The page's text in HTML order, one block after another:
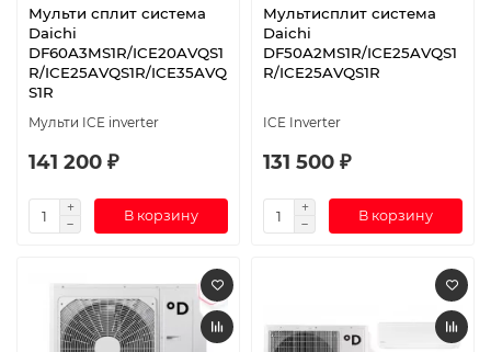
Мульти сплит система
Daichi
DF60A3MS1R/ICE20AVQS1
R/ICE25AVQS1R/ICE35AVQ
S1R
Мульти ICE inverter
141 200 ₽
В корзину
Мультисплит система
Daichi
DF50A2MS1R/ICE25AVQS1
R/ICE25AVQS1R
ICE Inverter
131 500 ₽
В корзину